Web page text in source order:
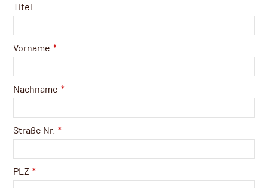
Titel
Vorname *
Nachname *
Straße Nr. *
PLZ *